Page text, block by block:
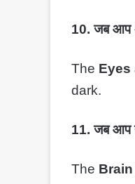
10. जब आप
The Eyes
dark.
11. जब आप
The Brain